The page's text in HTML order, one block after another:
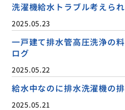
洗濯機給水トラブル考えら
2025.05.23
一戸建て排水管高圧洗浄の
ログ
2025.05.22
給水中なのに排水洗濯機の
2025.05.21